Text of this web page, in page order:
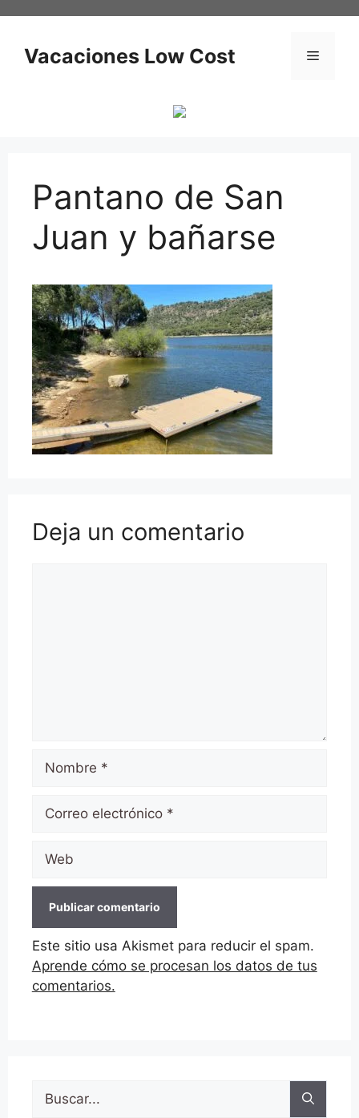
contenido
Vacaciones Low Cost Menú
Pantano de San
Juan y bañarse
Deja un comentario
electrónico
Este sitio usa Akismet para reducir el spam.
Aprende cómo se procesan los datos de tus
comentarios.
Buscar: